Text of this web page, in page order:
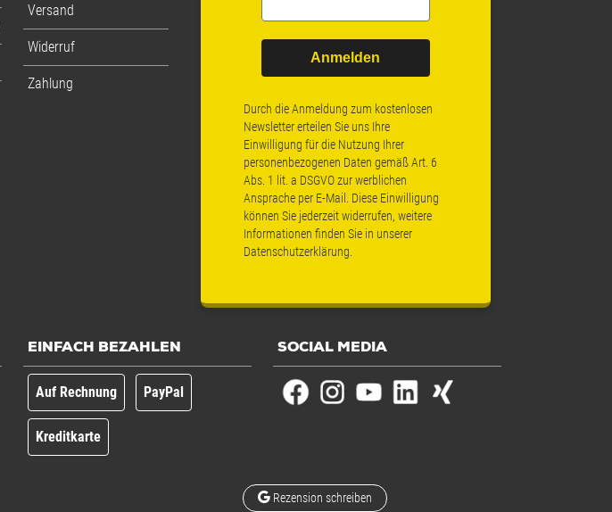
Versand
Widerruf
Zahlung
Anmelden
Durch die Anmeldung zum kostenlosen
Newsletter erteilen Sie uns Ihre
Einwilligung für die Nutzung Ihrer
personenbezogenen Daten gemäß Art. 6
Abs. 1 lit. a DSGVO zur werblichen
Ansprache per E-Mail. Diese Einwilligung
können Sie jederzeit widerrufen, weitere
Informationen finden Sie in unserer
Datenschutzerklärung
EINFACH BEZAHLEN
Auf Rechnung PayPal
Kreditkarte
SOCIAL MEDIA
Rezension schreiben